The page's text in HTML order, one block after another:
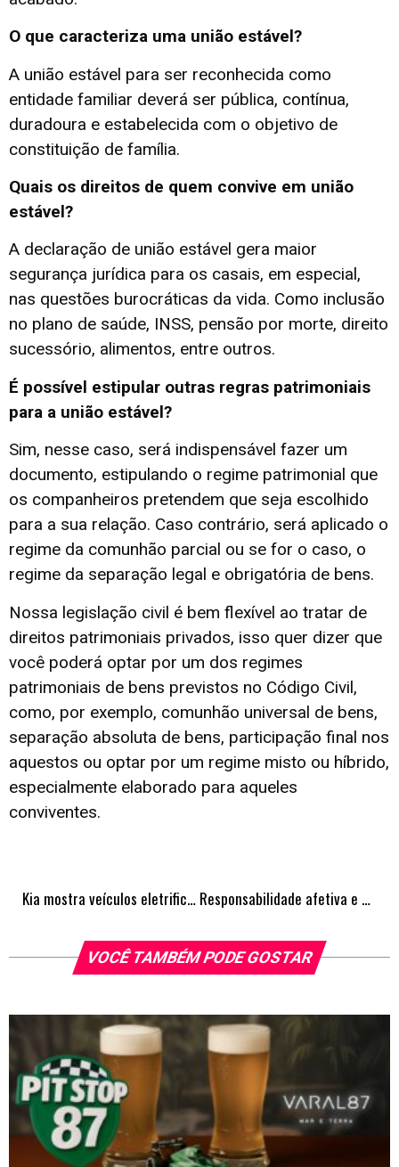
O que caracteriza uma união estável?
A união estável para ser reconhecida como
entidade familiar deverá ser pública, contínua,
duradoura e estabelecida com o objetivo de
constituição de família.
Quais os direitos de quem convive em união
estável?
A declaração de união estável gera maior
segurança jurídica para os casais, em especial,
nas questões burocráticas da vida. Como inclusão
no plano de saúde, INSS, pensão por morte, direito
sucessório, alimentos, entre outros.
É possível estipular outras regras patrimoniais
para a união estável?
Sim, nesse caso, será indispensável fazer um
documento, estipulando o regime patrimonial que
os companheiros pretendem que seja escolhido
para a sua relação. Caso contrário, será aplicado o
regime da comunhão parcial ou se for o caso, o
regime da separação legal e obrigatória de bens.
Nossa legislação civil é bem flexível ao tratar de
direitos patrimoniais privados, isso quer dizer que
você poderá optar por um dos regimes
patrimoniais de bens previstos no Código Civil,
como, por exemplo, comunhão universal de bens,
separação absoluta de bens, participação final nos
aquestos ou optar por um regime misto ou híbrido,
especialmente elaborado para aqueles
conviventes.
Kia mostra veículos eletrificados em encontro nacional de antigomodelismo Responsabilidade afetiva e o perigo de ser empático demais
VOCÊ TAMBÉM PODE GOSTAR